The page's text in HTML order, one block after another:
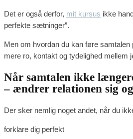
Det er også derfor, mit kursus ikke
perfekte sætninger”.
Men om hvordan du kan føre
mere ro, kontakt og tydelighed mellem
Når samtalen ikke
– ændrer relationen sig
Der sker nemlig noget andet, når du
forklare dig perfekt